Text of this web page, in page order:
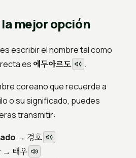
mejor opción
escribir el nombre tal como
es 에두아르도
.
coreano que recuerde a
o su significado, puedes
transmitir:
→ 경호
→ 태우